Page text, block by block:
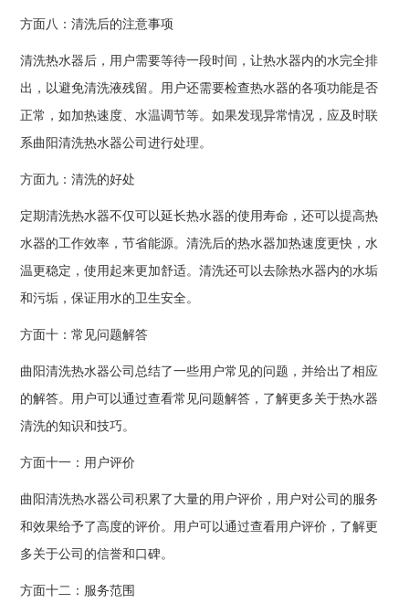
方面八：清洗后的注意事项
清洗热水器后，用户需要等待一段时间，让热水器内的水完全排
出，以避免清洗液残留。用户还需要检查热水器的各项功能是否
正常，如加热速度、水温调节等。如果发现异常情况，应及时联
系曲阳清洗热水器公司进行处理。
方面九：清洗的好处
定期清洗热水器不仅可以延长热水器的使用寿命，还可以提高热
水器的工作效率，节省能源。清洗后的热水器加热速度更快，水
温更稳定，使用起来更加舒适。清洗还可以去除热水器内的水垢
和污垢，保证用水的卫生安全。
方面十：常见问题解答
曲阳清洗热水器公司总结了一些用户常见的问题，并给出了相应
的解答。用户可以通过查看常见问题解答，了解更多关于热水器
清洗的知识和技巧。
方面十一：用户评价
曲阳清洗热水器公司积累了大量的用户评价，用户对公司的服务
和效果给予了高度的评价。用户可以通过查看用户评价，了解更
多关于公司的信誉和口碑。
方面十二：服务范围